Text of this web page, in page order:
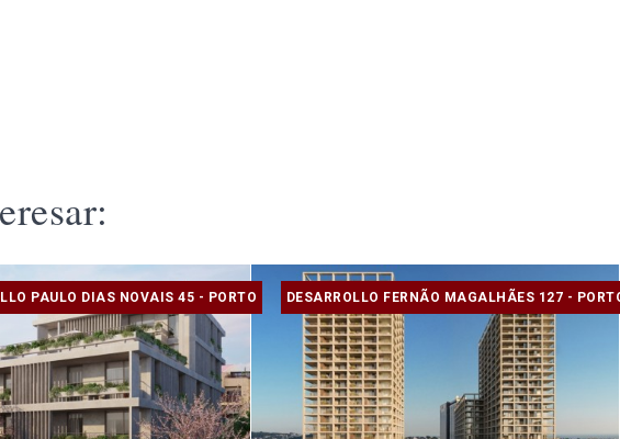
PAULO DIAS NOVAIS 45 - PORTO DESARROLLO FERNÃO MAGALHÃES 127 -